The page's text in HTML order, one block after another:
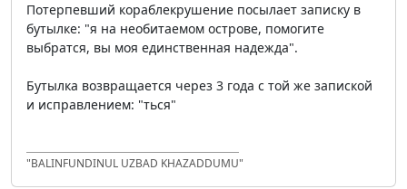
Потерпевший кораблекрушение посылает записку в
бутылке: "я на необитаемом острове, помогите
выбратся, вы моя единственная надежда".
Бутылка возвращается через 3 года с той же запиской
и исправлением: "ться"
"BALINFUNDINUL UZBAD KHAZADDUMU"